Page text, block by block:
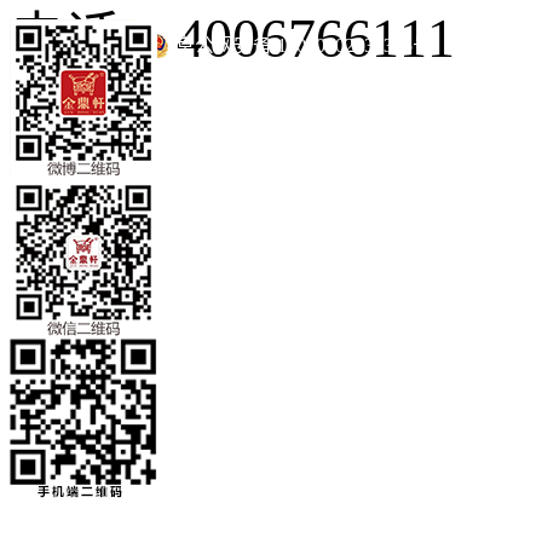
电话：4006766111
京公网安备 11010502035345号